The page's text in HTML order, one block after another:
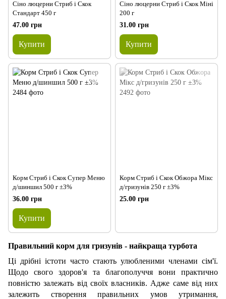
Сіно люцерни Стриб і Скок
Стандарт 450 г
47.00 грн
Купити
Сіно люцерни Стриб і Скок Міні
200 г
31.00 грн
Купити
Корм Стриб і Скок Супер Меню
д/шиншил 500 г ±3%
36.00 грн
Купити
Корм Стриб і Скок Обжора Мікс
д/гризунів 250 г ±3%
25.00 грн
Правильний корм для гризунів - найкраща турбота
Ці дрібні істоти часто стають улюбленими членами сім'ї.
Щодо свого здоров'я та благополуччя вони практично
повністю залежать від своїх власників. Адже саме від них
залежить створення правильних умов утримання,